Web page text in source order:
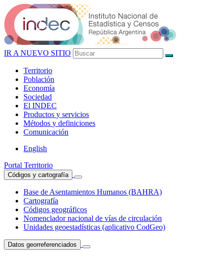
IR A NUEVO SITIO
Territorio
Población
Economía
Sociedad
El INDEC
Productos y servicios
Métodos y definiciones
Comunicación
English
Portal Territorio
Códigos y cartografía
Base de Asentamientos Humanos (BAHRA)
Cartografía
Códigos geográficos
Nomenclador nacional de vías de circulación
Unidades geoestadísticas (aplicativo CodGeo)
Datos georreferenciados